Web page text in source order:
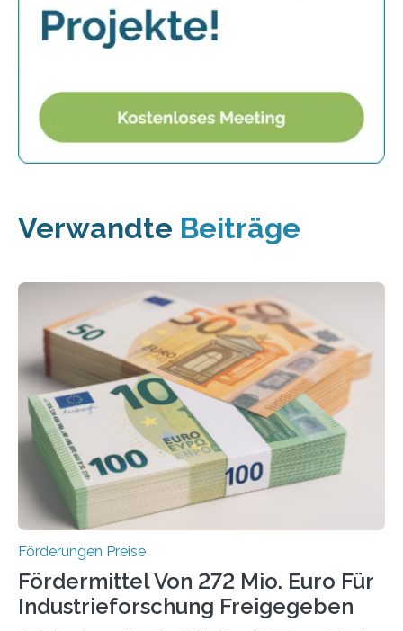
Verwandte Beiträge
Förderungen Preise
Fördermittel Von 272 Mio. Euro Für
Industrieforschung Freigegeben